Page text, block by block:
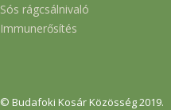
Sós rágcsálnivaló
Immunerősítés
© Budafoki Kosár Közösség 2019.